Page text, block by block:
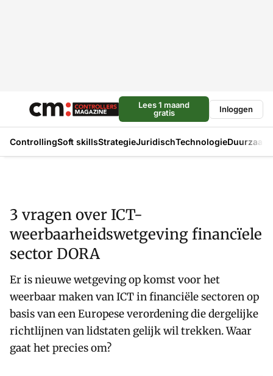
Lees 1 maand
gratis
Inloggen
ControllingSoft skillsStrategieJuridischTechnologie
3 vragen over ICT-
weerbaarheidswetgeving financïele
sector DORA
Er is nieuwe wetgeving op komst voor het
weerbaar maken van ICT in financiële sectoren op
basis van een Europese verordening die dergelijke
richtlijnen van lidstaten gelijk wil trekken. Waar
gaat het precies om?